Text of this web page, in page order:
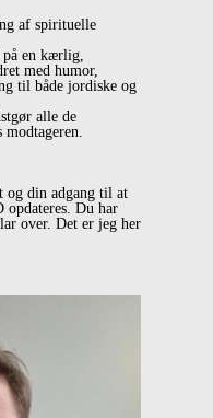
af spirituelle
på en kærlig,
med humor,
til både jordiske og
alle de
modtageren.
og din adgang til at
opdateres. Du har
over. Det er jeg her